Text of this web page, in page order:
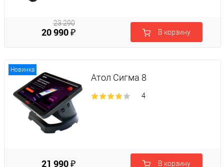
20 990 ₽
23 290
В корзину
Новинка
Атол Сигма 8
4
21 990 ₽ В корзину